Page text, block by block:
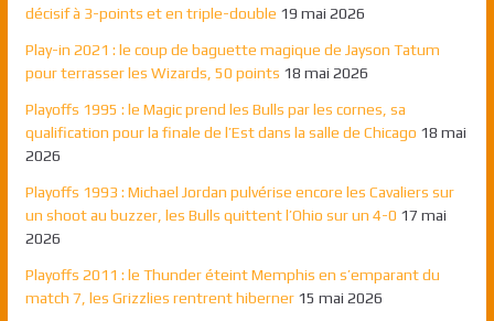
décisif à 3-points et en triple-double 19 mai 2026
Play-in 2021 : le coup de baguette magique de Jayson Tatum
pour terrasser les Wizards, 50 points 18 mai 2026
Playoffs 1995 : le Magic prend les Bulls par les cornes, sa
qualification pour la finale de l’Est dans la salle de Chicago 18 mai
2026
Playoffs 1993 : Michael Jordan pulvérise encore les Cavaliers sur
un shoot au buzzer, les Bulls quittent l’Ohio sur un 4-0 17 mai
2026
Playoffs 2011 : le Thunder éteint Memphis en s’emparant du
match 7, les Grizzlies rentrent hiberner 15 mai 2026